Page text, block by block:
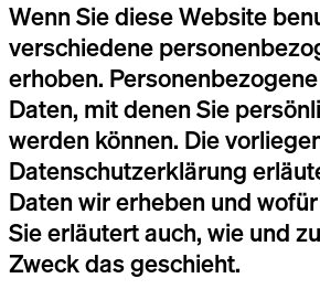
Wenn Sie diese Website
verschiedene
erhoben.
Daten, mit denen Sie
werden können. Die
Datenschutzerklärung
Daten wir erheben und
Sie erläutert auch, wie und
Zweck das geschieht.